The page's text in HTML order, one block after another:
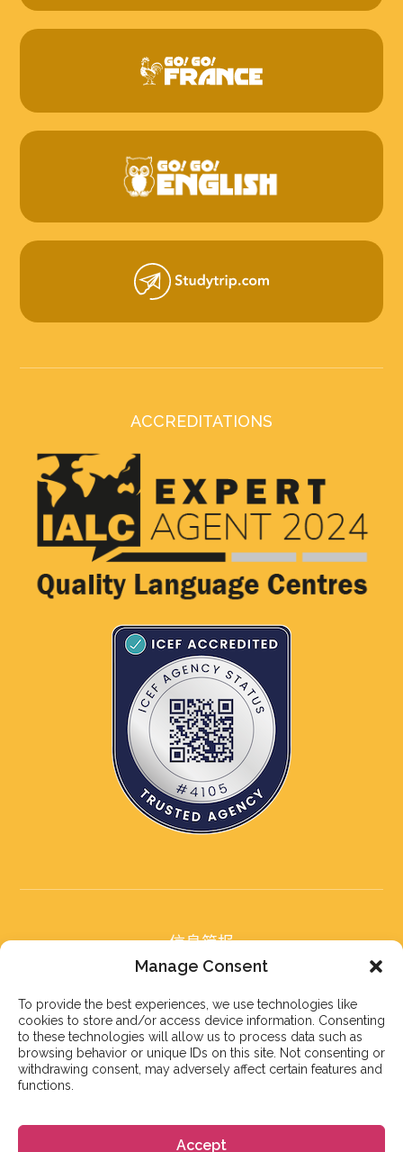
Manage Consent
To provide the best experiences, we use technologies like
cookies to store and/or access device information. Consenting
to these technologies will allow us to process data such as
browsing behavior or unique IDs on this site. Not consenting or
withdrawing consent, may adversely affect certain features and
functions.
Accept
ACCREDITATIONS
信息简报
订阅我们的信息简报
订阅